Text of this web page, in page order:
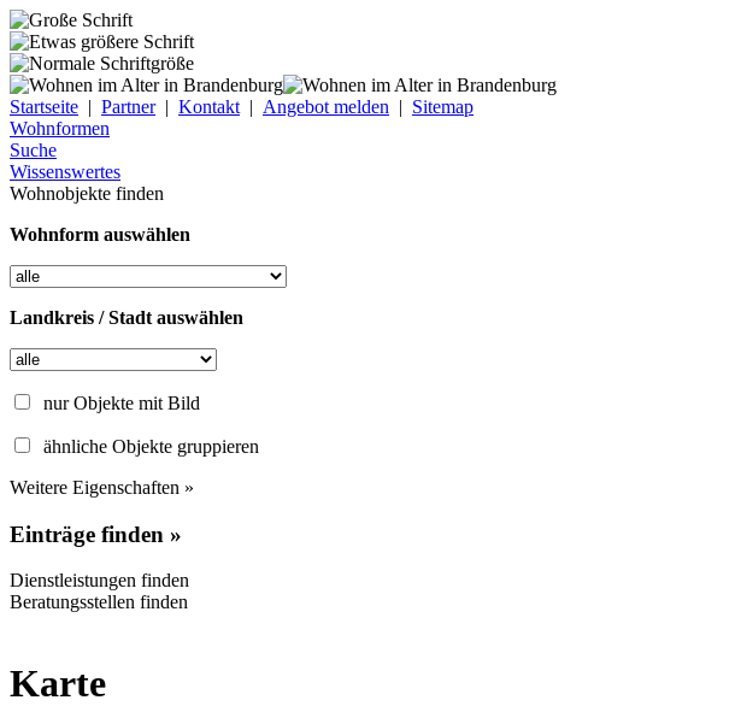
Startseite | Partner| Kontakt | Angebot melden | Sitemap
Wohnformen
Suche
Wissenswertes
Wohnobjekte finden
Wohnform auswählen
Landkreis / Stadt auswählen
nur Objekte mit Bild
ähnliche Objekte gruppieren
Weitere Eigenschaften »
Einträge finden »
Dienstleistungen finden
Beratungsstellen finden
Karte